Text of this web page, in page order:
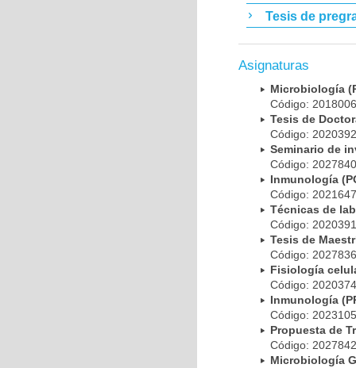
Tesis de
Asignaturas
Microbiología
Código:
Tesis de
Código:
Seminario de
Código:
Inmunología
Código:
Técnicas de
Código:
Tesis de
Código:
Fisiología
Código:
Inmunología
Código:
Propuesta de
Código:
Microbiología